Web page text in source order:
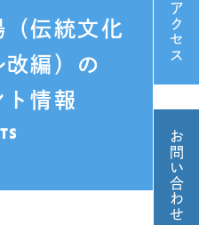
アクセス
お問い合わせ
伝統文化
編）の
ト情報